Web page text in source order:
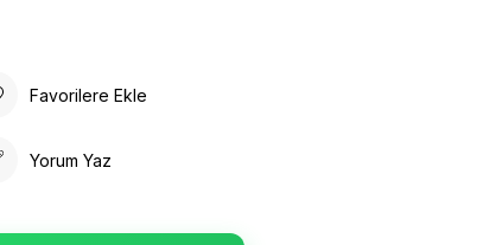
Favorilere Ekle
Yorum Yaz